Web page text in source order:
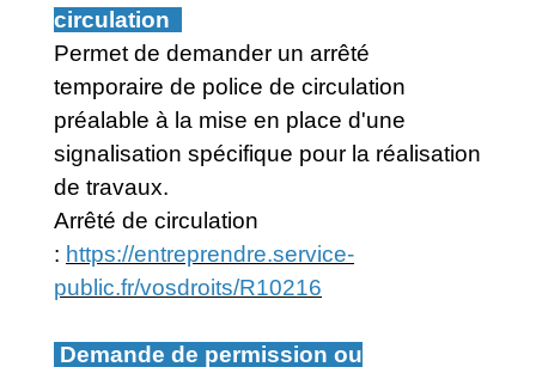
circulation
Permet de demander un arrêté
temporaire de police de circulation
préalable à la mise en place d'une
signalisation spécifique pour la réalisation
de travaux.
Arrêté de circulation
: https://entreprendre.service-
public.fr/vosdroits/R10216
Demande de permission ou